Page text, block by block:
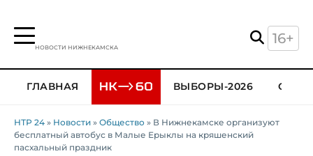
НОВОСТИ НИЖНЕКАМСКА
16+
ГЛАВНАЯ ВЫБОРЫ-2026
НТР 24 » Новости » Общество » В Нижнекамске организуют
бесплатный автобус в Малые Ерыклы на кряшенский
пасхальный праздник